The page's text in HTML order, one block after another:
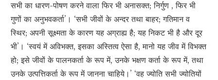
सभी का धारण-पोषण करने वाला फिर भी अनासक्त; निर्गुण , फिर भी
गुणों का अनुभवकर्ता’। ‘सभी जीवों के अन्दर तथा बाहर; गतिमान व
स्थिर; अपनी सूक्ष्मता के कारण यह अग्राह्य है; यह निकट भी है और दूर
भी’। ‘स्वयं में अविभक्त, इसका अस्तित्व ऐसा है, मानो यह जीव में विभक्त
हो; इसे जीवों के पालनकर्ता के रूप में, उनके भक्षण कर्ता के रूप में, तथा
उनके उत्पत्तिकर्ता के रूप में जानना चाहिये।’ ‘वह ज्योति सभी ज्योतियों